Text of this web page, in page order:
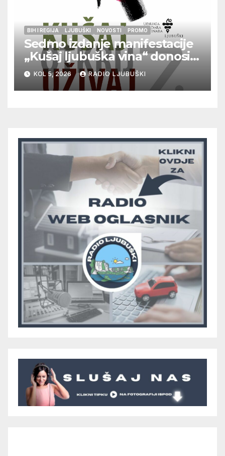
BIH I REGIJA LJUBUŠKI NOVOSTI PROMO
Sedmo izdanje manifestacije
„Kušaj ljubuška vina“ donosi
vrhunska vina, gastronomiju i
glazbu
KOL 5, 2026 RADIO LJUBUŠKI